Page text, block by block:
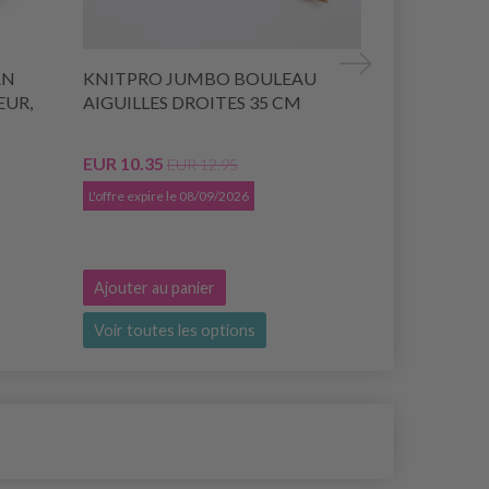
KNITPRO JUMBO BOULEAU
AIGUILLES DROITES 35 CM
EUR 10.35 EUR 12.95
L'offre expire le 08/09/2026
Ajouter au panier
Voir toutes les options